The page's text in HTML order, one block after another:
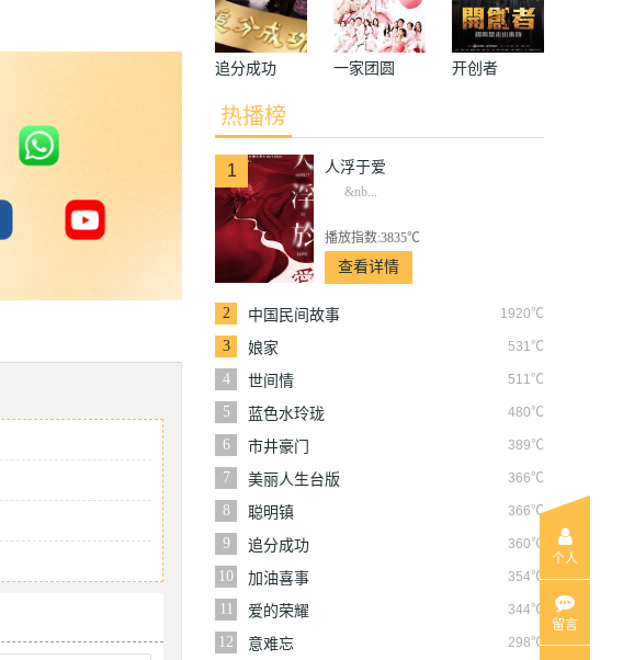
追分成功 一家团圆 开创者
热播榜
1 人浮于爱
&nb...
播放指数:3835℃
查看详情
2 1920℃
中国民间故事
3
531℃
娘家
4
511℃
世间情
5
480℃
蓝色水玲珑
6
389℃
市井豪门
7
366℃
美丽人生台版
8
366℃
聪明镇
9
360℃
追分成功
10
354℃
加油喜事
11
344℃
爱的荣耀
12
298℃
意难忘
个人
留言